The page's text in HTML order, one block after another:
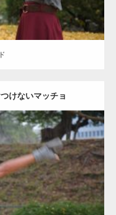
けないマッチョ
細マッチョ) 背中